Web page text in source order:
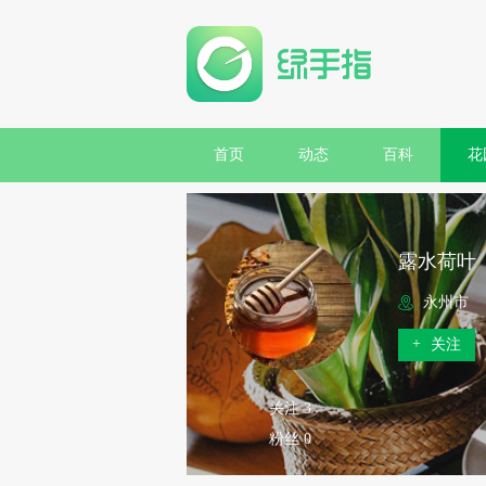
首页 动态 百科 花
关注 3
粉丝 0
露水荷叶
永州市
+ 关注